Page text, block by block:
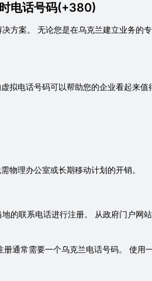
电话号码(+380)
方案。 无论您是在乌克兰建立业务的
拟电话号码可以帮助您的企业看起来
物理办公室或长期移动计划的开销。
的联系电话进行注册。 从政府门户网
通常需要一个乌克兰电话号码。 使